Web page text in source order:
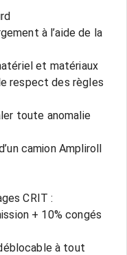
à l’aide de la
et matériaux
respect des règles
toute anomalie
camion Ampliroll
CRIT :
+ 10% congés
à tout